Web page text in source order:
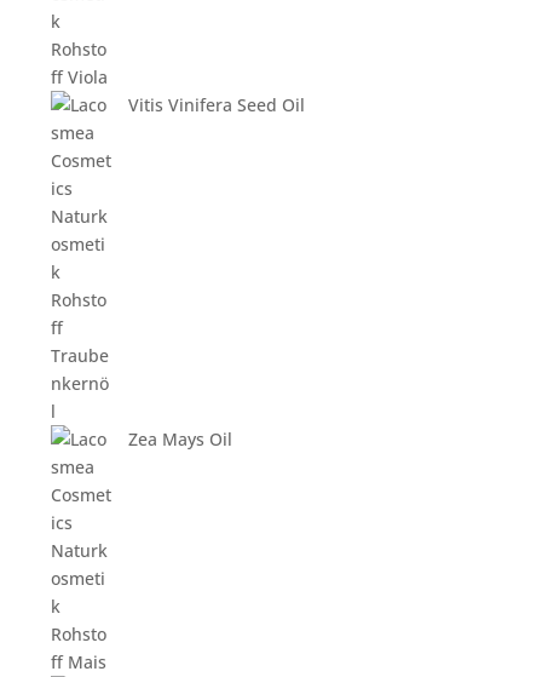
Vitis Vinifera Seed Oil
Zea Mays Oil